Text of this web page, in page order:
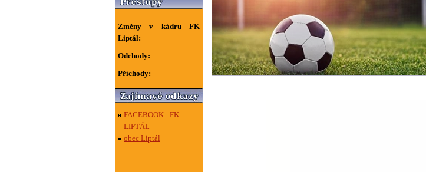
Změny v kádru FK
Liptál:
Odchody:
Příchody:
FACEBOOK - FK
LIPTÁL
obec Liptál